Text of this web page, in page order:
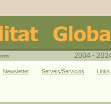
Newsletter Serveis/Servicios Links